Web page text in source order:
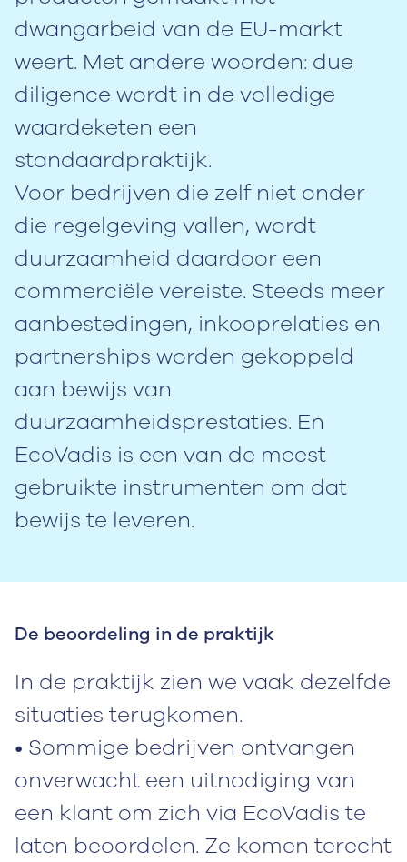
dwangarbeid van de EU-markt
weert. Met andere woorden: due
diligence wordt in de volledige
waardeketen een
standaardpraktijk.
Voor bedrijven die zelf niet onder
die regelgeving vallen, wordt
duurzaamheid daardoor een
commerciële vereiste. Steeds meer
aanbestedingen, inkooprelaties en
partnerships worden gekoppeld
aan bewijs van
duurzaamheidsprestaties. En
EcoVadis is een van de meest
gebruikte instrumenten om dat
bewijs te leveren.
De beoordeling in de praktijk
In de praktijk zien we vaak dezelfde
situaties terugkomen.
• Sommige bedrijven ontvangen
onverwacht een uitnodiging van
een klant om zich via EcoVadis te
laten beoordelen. Ze komen terecht